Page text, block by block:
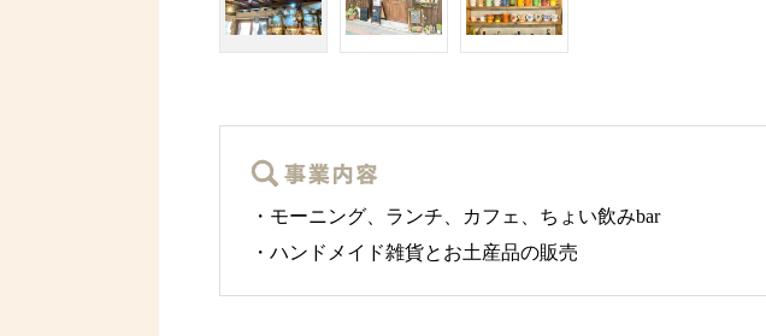
・モーニング、ランチ、カフェ、ちょい飲みbar
・ハンドメイド雑貨とお土産品の販売